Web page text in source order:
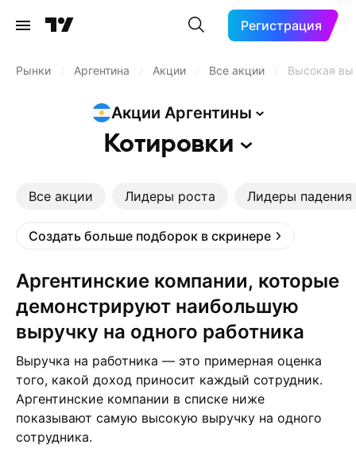
Регистрация
Рынки Аргентина Акции Все акции Высокая
Акции Аргентины
Котировки
Все акции Лидеры роста Лидеры падения
Создать больше подборок в скринере
Аргентинские компании, которые
демонстрируют наибольшую
выручку на одного работника
Выручка на работника — это примерная оценка
того, какой доход приносит каждый сотрудник.
Аргентинские компании в списке ниже
показывают самую высокую выручку на одного
сотрудника.